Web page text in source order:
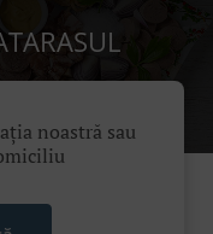
noastră sau